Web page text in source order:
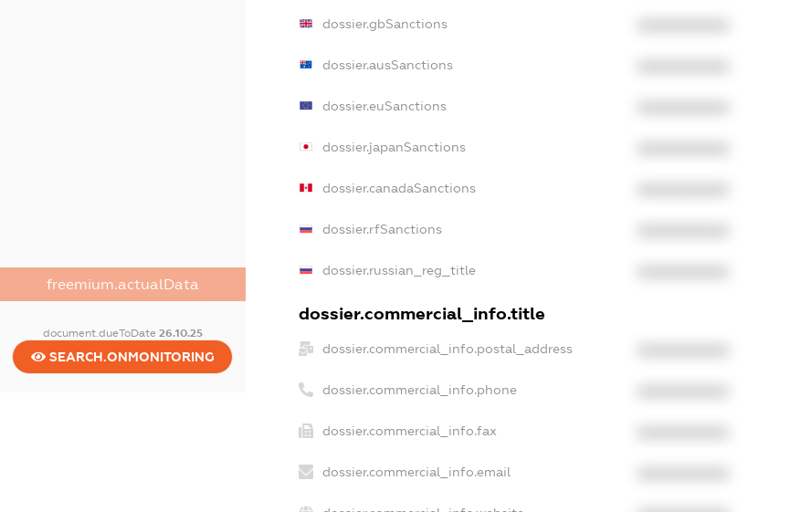
freemium.actualData
document.dueToDate 26.10.25
SEARCH.ONMONITORING
dossier.gbSanctions
dossier.ausSanctions
dossier.euSanctions
dossier.japanSanctions
dossier.canadaSanctions
dossier.rfSanctions
dossier.russian_reg_title
dossier.commercial_info.title
dossier.commercial_info.postal_address
dossier.commercial_info.phone
dossier.commercial_info.fax
dossier.commercial_info.email